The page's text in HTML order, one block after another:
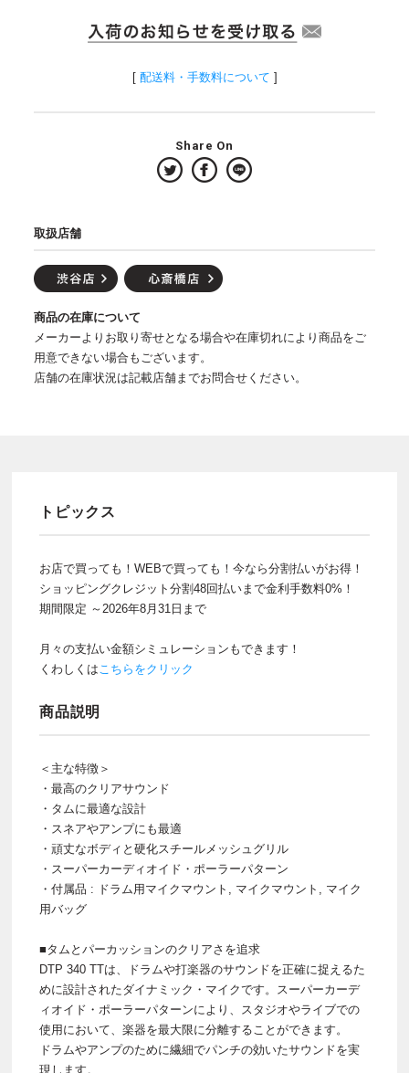
[ 配送料・手数料について ]
Share On
取扱店舗
商品の在庫について
メーカーよりお取り寄せとなる場合や在庫切れにより商品をご
用意できない場合もございます。
店舗の在庫状況は記載店舗までお問合せください。
トピックス
お店で買っても！WEBで買っても！今なら分割払いがお得！
ショッピングクレジット分割48回払いまで金利手数料0%！
期間限定 ～2026年8月31日まで
月々の支払い金額シミュレーションもできます！
くわしくは こちらをクリック
商品説明
＜主な特徴＞
・最高のクリアサウンド
・タムに最適な設計
・スネアやアンプにも最適
・頑丈なボディと硬化スチールメッシュグリル
・スーパーカーディオイド・ポーラーパターン
・付属品 : ドラム用マイクマウント, マイクマウント, マイク
用バッグ
■タムとパーカッションのクリアさを追求
DTP 340 TTは、ドラムや打楽器のサウンドを正確に捉えるた
めに設計されたダイナミック・マイクです。スーパーカーデ
ィオイド・ポーラーパターンにより、スタジオやライブでの
使用において、楽器を最大限に分離することができます。
ドラムやアンプのために繊細でパンチの効いたサウンドを実
現します。